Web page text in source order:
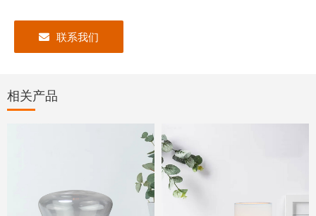
联系我们
相关产品